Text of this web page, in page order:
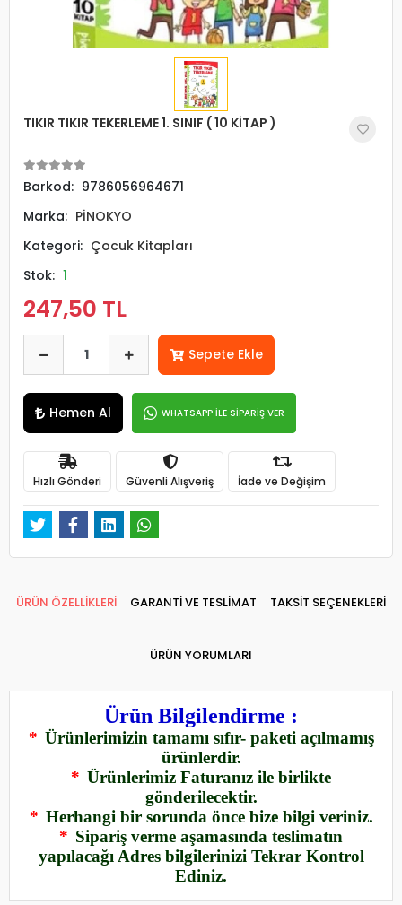
TIKIR TIKIR TEKERLEME 1. SINIF ( 10 KİTAP )
Barkod: 9786056964671
Marka: PİNOKYO
Kategori: Çocuk Kitapları
Stok: 1
247,50 TL
Sepete Ekle
Hemen Al WHATSAPP İLE SİPARİŞ VER
Hızlı Gönderi Güvenli Alışveriş İade ve Değişim
ÜRÜN ÖZELLİKLERİ GARANTİ VE TESLİMAT TAKSİT SEÇENEKLERİ
ÜRÜN YORUMLARI
Ürün Bilgilendirme :
* Ürünlerimizin tamamı sıfır- paketi açılmamış
ürünlerdir.
* Ürünlerimiz Faturanız ile birlikte
gönderilecektir.
* Herhangi bir sorunda önce bize bilgi veriniz.
* Sipariş verme aşamasında teslimatın
yapılacağı Adres bilgilerinizi Tekrar Kontrol
Ediniz.